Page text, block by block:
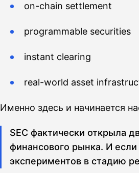
on-chain settlement
programmable securities
instant clearing
real-world asset
Именно здесь и начинается
SEC фактически открыла
финансового рынка. И
экспериментов в стадию